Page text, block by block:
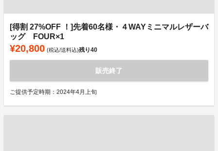
[得割 27%OFF ！]先着60名様・４WAYミニマルレザーバ
ッグ FOUR×1
¥20,800 (税込/送料込)残り40
販売終了
ご提供予定時期：2024年4月上旬